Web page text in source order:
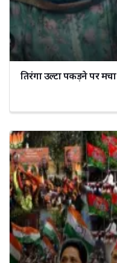
तिरंगा उल्टा पकड़ने पर